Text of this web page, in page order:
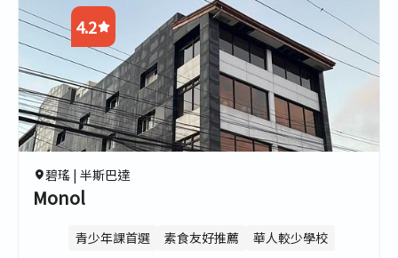
4.2
4.2
4.1
4.2
4.2
碧瑤 | 半斯巴達
Monol
青少年課首選 素食友好推薦 華人較少學校